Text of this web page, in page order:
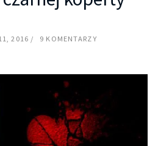
2016 9 KOMENTARZY